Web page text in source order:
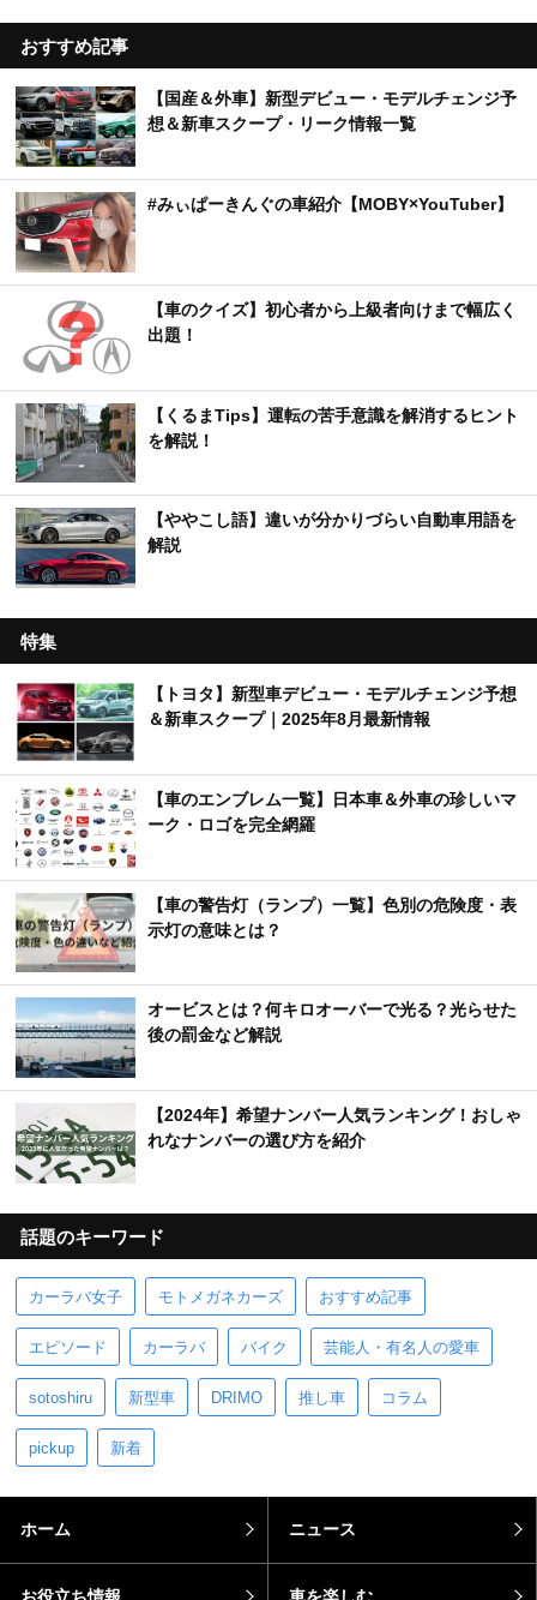
おすすめ記事
【国産＆外車】新型デビュー・モデルチェンジ予
想＆新車スクープ・リーク情報一覧
#みぃぱーきんぐの車紹介【MOBY×YouTuber】
【車のクイズ】初心者から上級者向けまで幅広く
出題！
【くるまTips】運転の苦手意識を解消するヒント
を解説！
【ややこし語】違いが分かりづらい自動車用語を
解説
特集
【トヨタ】新型車デビュー・モデルチェンジ予想
＆新車スクープ｜2025年8月最新情報
【車のエンブレム一覧】日本車＆外車の珍しいマ
ーク・ロゴを完全網羅
【車の警告灯（ランプ）一覧】色別の危険度・表
示灯の意味とは？
オービスとは？何キロオーバーで光る？光らせた
後の罰金など解説
【2024年】希望ナンバー人気ランキング！おしゃ
れなナンバーの選び方を紹介
話題のキーワード
カーラバ女子 モトメガネカーズ おすすめ記事
エピソード カーラバ バイク 芸能人・有名人の愛車
sotoshiru 新型車 DRIMO 推し車 コラム
pickup 新着
ホーム ニュース
お役立ち情報 車を楽しむ